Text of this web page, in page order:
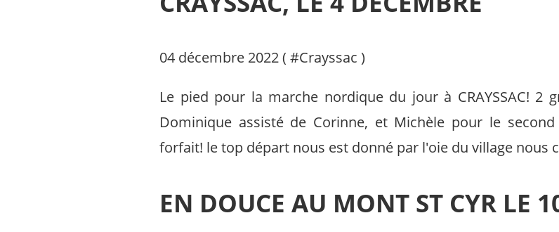
04 décembre 2022 ( #Crayssac )
Le pied pour la marche nordique du jour à CRAYSSAC! 2
Dominique assisté de Corinne, et Michèle pour le
forfait! le top départ nous est donné par l'oie du village nous
EN DOUCE AU MONT ST CYR LE